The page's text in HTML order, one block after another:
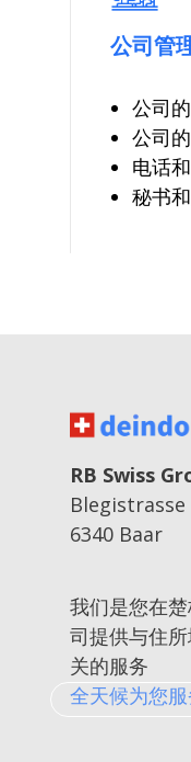
公司管
公司
公司
电话
秘书
RB Swiss
Blegistrasse
6340 Baar
我们是您在
司提供与住
关的服务
全天候为您服